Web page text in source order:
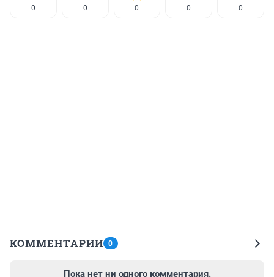
0 0 0 0 0
КОММЕНТАРИИ 0
Пока нет ни одного комментария.